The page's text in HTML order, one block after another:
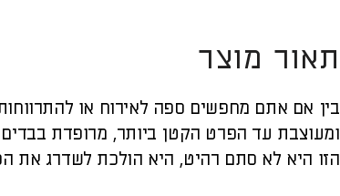
תאור מוצר
בין אם אתם מחפשים ספה לאירוח או
ומעוצבת עד הפרט הקטן ביותר, מרופדת
הזו היא לא סתם רהיט, היא הולכת לשדרג את